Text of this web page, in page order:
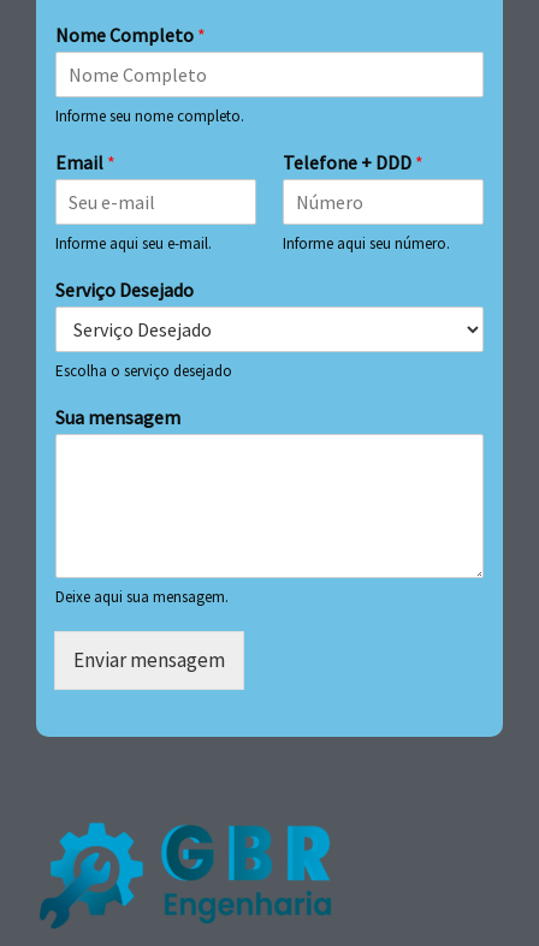
Nome Completo *
Informe seu nome completo.
Email *
Informe aqui seu e-mail.
Telefone + DDD *
Informe aqui seu número.
Serviço Desejado
Escolha o serviço desejado
Sua mensagem
Deixe aqui sua mensagem.
Enviar mensagem